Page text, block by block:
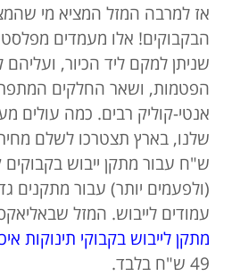
אז למרבה המזל המציא מי
הבקבוקים! אלו מעמדים
שניתן למקם ליד הכיור,
הפטמות, ושאר החלקים
אנטי-קוליק רבים. כמה עולים
(ולפעמים יותר) עבור מתקנים
עמודים לייבוש. המזל
מתקן לייבוש בקבוקי תינוקות
49 ש"ח בלבד.